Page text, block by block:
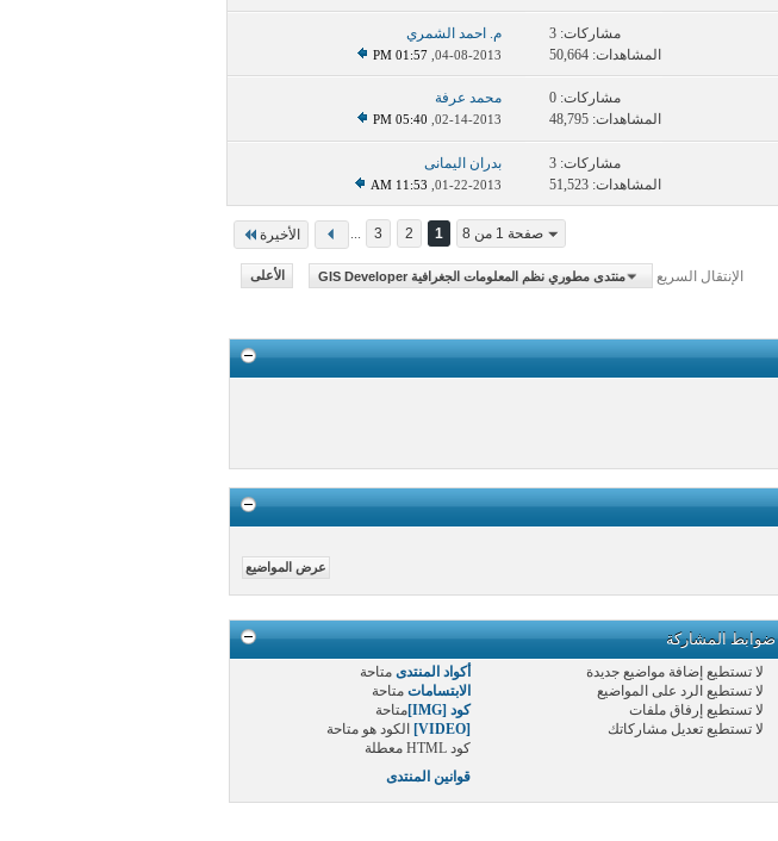
مشاركات:3
المشاهدات: 50,664
م. احمد الشمري
04-08-2013,
01:57 PM
مشاركات:0
المشاهدات: 48,795
محمد عرفة
02-14-2013,
05:40 PM
مشاركات:3
المشاهدات: 51,523
بدران اليمانى
01-22-2013,
11:53 AM
صفحة 1 من 8 1
2
3
... الأخيرة
الإنتقال السريع منتدى مطوري نظم المعلومات الجغرافية GIS Developer الأعلى
ضوابط المشاركة
لا تستطيع إضافة مواضيع جديدة
لا تستطيع الرد على المواضيع
لا تستطيع إرفاق ملفات
لا تستطيع تعديل مشاركاتك
أكواد المنتدى متاحة
الابتسامات متاحة
كود [IMG]
متاحة
[VIDEO]
الكود هومتاحة
كود HTML
معطلة
قوانين المنتدى